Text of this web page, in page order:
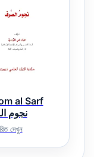
al Sarf
نجوم
দেখুন